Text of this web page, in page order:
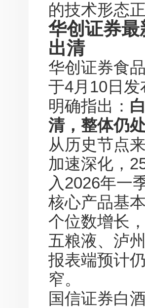
的技术形态
华创证券
出清
华创证券食
于4月10日
明确指出：
清，整体仍
从历史节点
加速深化，
入2026年一
核心产品基
个位数增长
五粮液、泸
报表端预计
窄。
国信证券白